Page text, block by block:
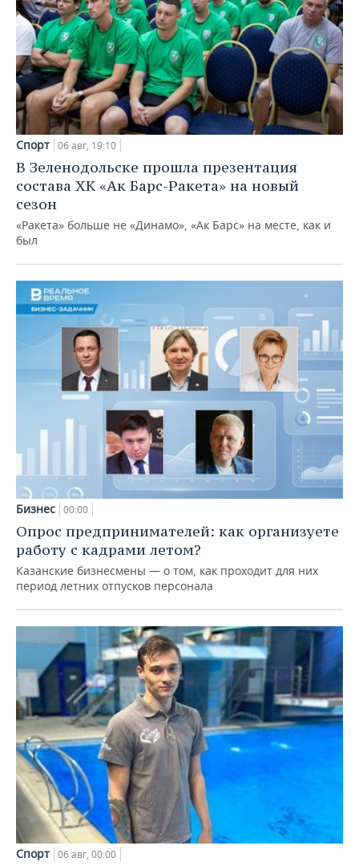
Спорт 06 авг, 19:10
В Зеленодольске прошла презентация
состава ХК «Ак Барс-Ракета» на новый
сезон
«Ракета» больше не «Динамо», «Ак Барс» на месте, как и
был
Бизнес 00:00
Опрос предпринимателей: как организуете
работу с кадрами летом?
Казанские бизнесмены — о том, как проходит для них
период летних отпусков персонала
Спорт 06 авг, 00:00